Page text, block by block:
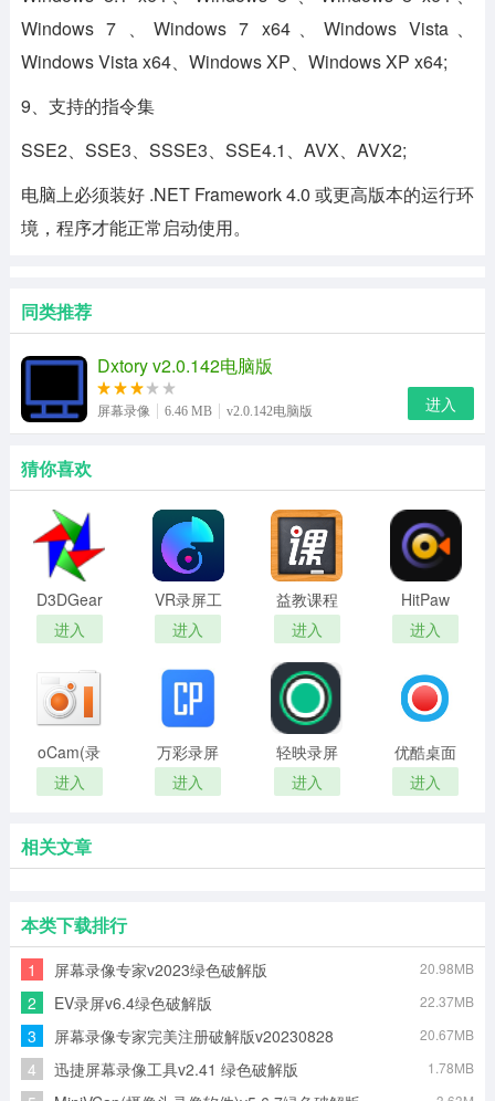
Windows 7 、Windows 7 x64、Windows Vista、
Windows Vista x64、Windows XP、Windows XP x64;
9、支持的指令集
SSE2、SSE3、SSSE3、SSE4.1、AVX、AVX2;
电脑上必须装好 .NET Framework 4.0 或更高版本的运行环
境，程序才能正常启动使用。
同类推荐
Dxtory v2.0.142电脑版
屏幕录像 6.46 MB v2.0.142电脑版 进入
猜你喜欢
D3DGear
游戏录屏
软件
进入
VR录屏工
具
(VRCapture)
进入
益教课程
录播软件
进入
HitPaw
Screen
Recorder(屏
幕录像软
件)
进入
oCam(录
屏软件)
进入
万彩录屏
大师PC端
进入
轻映录屏
全新版
进入
优酷桌面
录屏(录屏
软件)
进入
相关文章
本类下载排行
1 屏幕录像专家v2023绿色破解版 20.98MB
2 EV录屏v6.4绿色破解版 22.37MB
3 屏幕录像专家完美注册破解版v20230828 20.67MB
4 迅捷屏幕录像工具v2.41 绿色破解版 1.78MB